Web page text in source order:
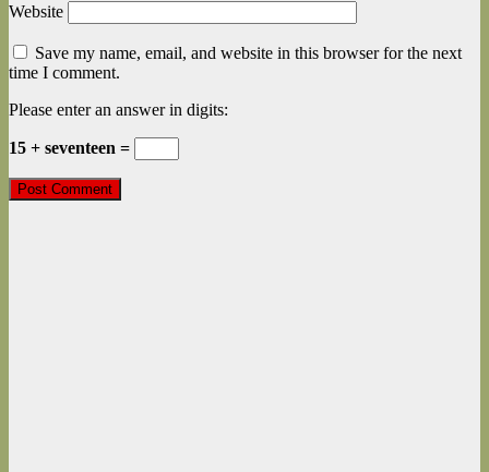
Website
Save my name, email, and website in this browser for the next
time I comment.
Please enter an answer in digits:
15 + seventeen =